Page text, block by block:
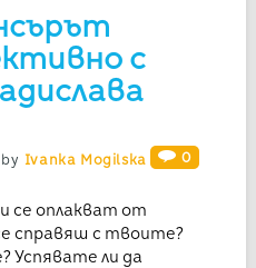
с
by Ivanka Mogilska 0
се оплакват от
справяш с твоите?
Успявате ли да